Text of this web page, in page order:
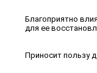
Благоприятно
для ее
Приносит пользу